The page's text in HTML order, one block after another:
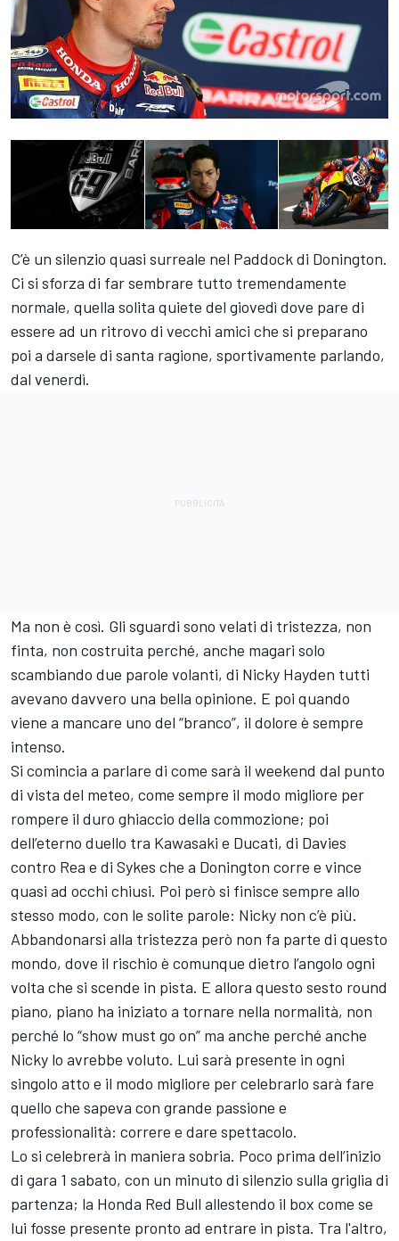
C’è un silenzio quasi surreale nel Paddock di Donington.
Ci si sforza di far sembrare tutto tremendamente
normale, quella solita quiete del giovedì dove pare di
essere ad un ritrovo di vecchi amici che si preparano
poi a darsele di santa ragione, sportivamente parlando,
dal venerdì.
Ma non è così. Gli sguardi sono velati di tristezza, non
finta, non costruita perché, anche magari solo
scambiando due parole volanti, di Nicky Hayden tutti
avevano davvero una bella opinione. E poi quando
viene a mancare uno del “branco”, il dolore è sempre
intenso.
Si comincia a parlare di come sarà il weekend dal punto
di vista del meteo, come sempre il modo migliore per
rompere il duro ghiaccio della commozione; poi
dell’eterno duello tra Kawasaki e Ducati, di Davies
contro Rea e di Sykes che a Donington corre e vince
quasi ad occhi chiusi. Poi però si finisce sempre allo
stesso modo, con le solite parole: Nicky non c’è più.
Abbandonarsi alla tristezza però non fa parte di questo
mondo, dove il rischio è comunque dietro l’angolo ogni
volta che si scende in pista. E allora questo sesto round
piano, piano ha iniziato a tornare nella normalità, non
perché lo “show must go on” ma anche perché anche
Nicky lo avrebbe voluto. Lui sarà presente in ogni
singolo atto e il modo migliore per celebrarlo sarà fare
quello che sapeva con grande passione e
professionalità: correre e dare spettacolo.
Lo si celebrerà in maniera sobria. Poco prima dell’inizio
di gara 1 sabato, con un minuto di silenzio sulla griglia di
partenza; la Honda Red Bull allestendo il box come se
lui fosse presente pronto ad entrare in pista. Tra l'altro,